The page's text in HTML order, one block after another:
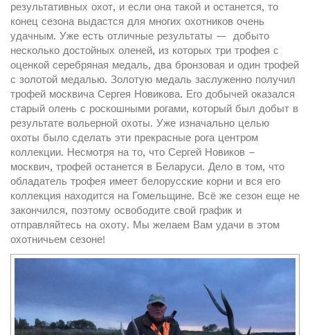
результативных охот, и если она такой и останется, то
конец сезона выдастся для многих охотников очень
удачным. Уже есть отличные результаты — добыто
несколько достойных оленей, из которых три трофея с
оценкой серебряная медаль, два бронзовая и один трофей
с золотой медалью. Золотую медаль заслуженно получил
трофей москвича Сергея Новикова. Его добычей оказался
старый олень с роскошными рогами, который был добыт в
результате вольерной охоты. Уже изначально целью
охоты было сделать эти прекрасные рога центром
коллекции. Несмотря на то, что Сергей Новиков –
москвич, трофей останется в Беларуси. Дело в том, что
обладатель трофея имеет белорусские корни и вся его
коллекция находится на Гомельщине. Всё же сезон еще не
закончился, поэтому освободите свой график и
отправляйтесь на охоту. Мы желаем Вам удачи в этом
охотничьем сезоне!